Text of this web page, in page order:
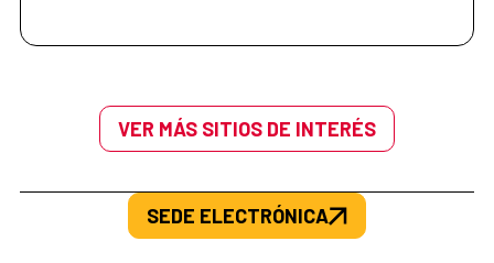
VER MÁS SITIOS DE INTERÉS
SEDE ELECTRÓNICA